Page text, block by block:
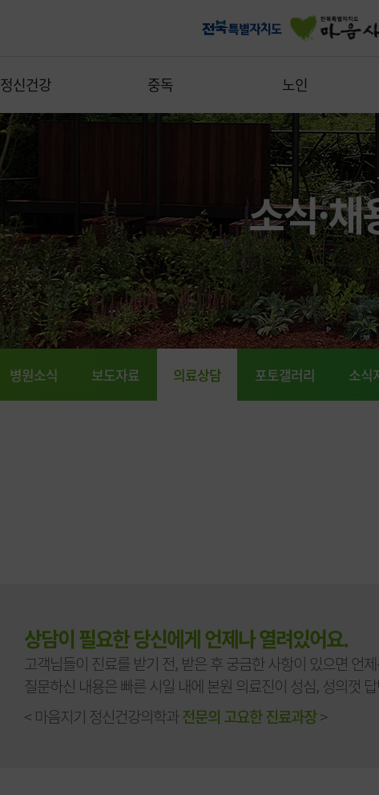
정신건강 중독 노인
소식·채
병원소식 보도자료 의료상담 포토갤러리 소식
상담이 필요한 당신에게 언제나 열려있어요.
고객님들이 진료를 받기 전, 받은 후 궁금한 사항이 있으면 언
질문하신 내용은 빠른 시일 내에 본원 의료진이 성심, 성의껏
< 마음지기 정신건강의학과전문의 고요한 진료과장>